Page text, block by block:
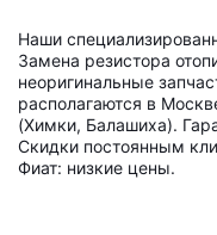
Наши
Замена резистора
неоригинальные
располагаются в
(Химки, Балашиха).
Скидки постоянным
Фиат: низкие цены.